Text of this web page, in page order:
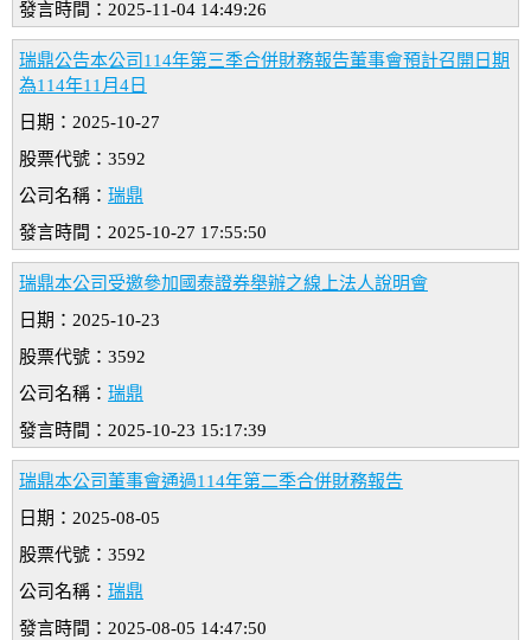
發言時間：2025-11-04 14:49:26
瑞鼎公告本公司114年第三季合併財務報告董事會預計召開日期
為114年11月4日
日期：2025-10-27
股票代號：3592
公司名稱： 瑞鼎
發言時間：2025-10-27 17:55:50
瑞鼎本公司受邀參加國泰證券舉辦之線上法人說明會
日期：2025-10-23
股票代號：3592
公司名稱： 瑞鼎
發言時間：2025-10-23 15:17:39
瑞鼎本公司董事會通過114年第二季合併財務報告
日期：2025-08-05
股票代號：3592
公司名稱： 瑞鼎
發言時間：2025-08-05 14:47:50